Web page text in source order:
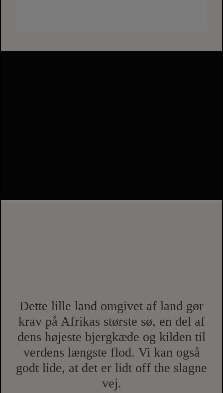
Dette lille land omgivet af land gør
krav på Afrikas største sø, en del af
dens højeste bjergkæde og kilden til
verdens længste flod. Vi kan også
godt lide, at det er lidt off the slagne
vej.